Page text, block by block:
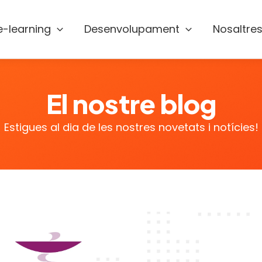
learning Desenvolupament Nosaltres
El nostre blog
Estigues al dia de les nostres novetats i notícies!